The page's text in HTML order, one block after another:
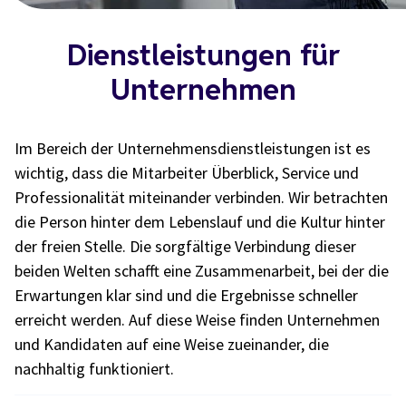
Dienstleistungen für
Unternehmen
Im Bereich der Unternehmensdienstleistungen ist es
wichtig, dass die Mitarbeiter Überblick, Service und
Professionalität miteinander verbinden. Wir betrachten
die Person hinter dem Lebenslauf und die Kultur hinter
der freien Stelle. Die sorgfältige Verbindung dieser
beiden Welten schafft eine Zusammenarbeit, bei der die
Erwartungen klar sind und die Ergebnisse schneller
erreicht werden. Auf diese Weise finden Unternehmen
und Kandidaten auf eine Weise zueinander, die
nachhaltig funktioniert.